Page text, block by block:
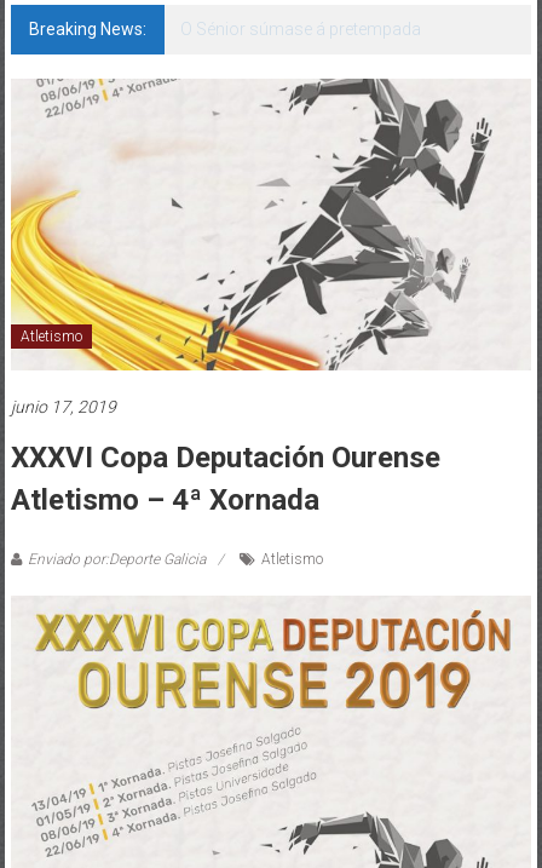
Breaking News: 142 bos motivos de ilusión
Atletismo
junio 17, 2019
XXXVI Copa Deputación Ourense
Atletismo – 4ª Xornada
Enviado por:Deporte Galicia Atletismo